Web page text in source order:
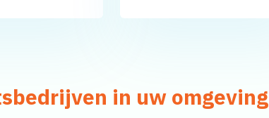
in uw omgeving